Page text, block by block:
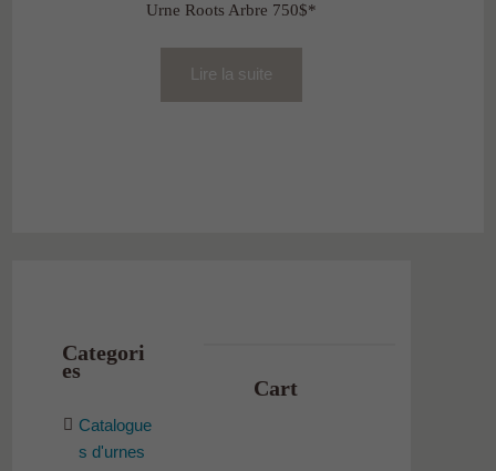
Urne Roots Arbre 750$*
Lire la suite
Categori
es
Catalogue
s d'urnes
Cart